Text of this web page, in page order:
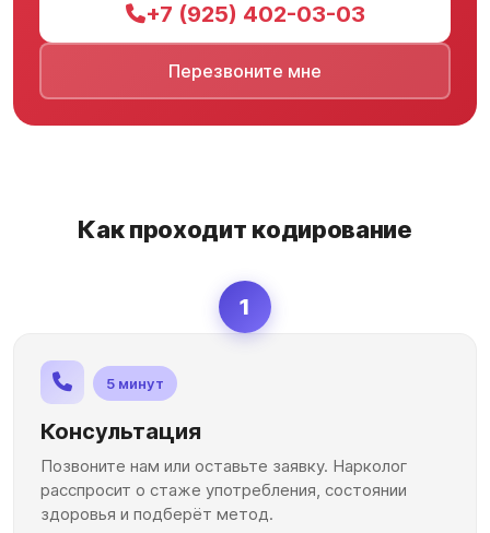
+7 (925) 402-03-03
Перезвоните мне
Как проходит кодирование
1
5 минут
Консультация
Позвоните нам или оставьте заявку. Нарколог
расспросит о стаже употребления, состоянии
здоровья и подберёт метод.